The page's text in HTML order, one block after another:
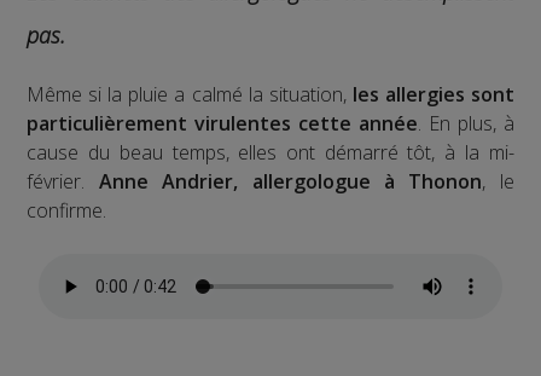
pas.
Même si la pluie a calmé la situation, les allergies sont
particulièrement virulentes cette année. En plus, à
cause du beau temps, elles ont démarré tôt, à la mi-
février. Anne Andrier, allergologue à Thonon, le
confirme.